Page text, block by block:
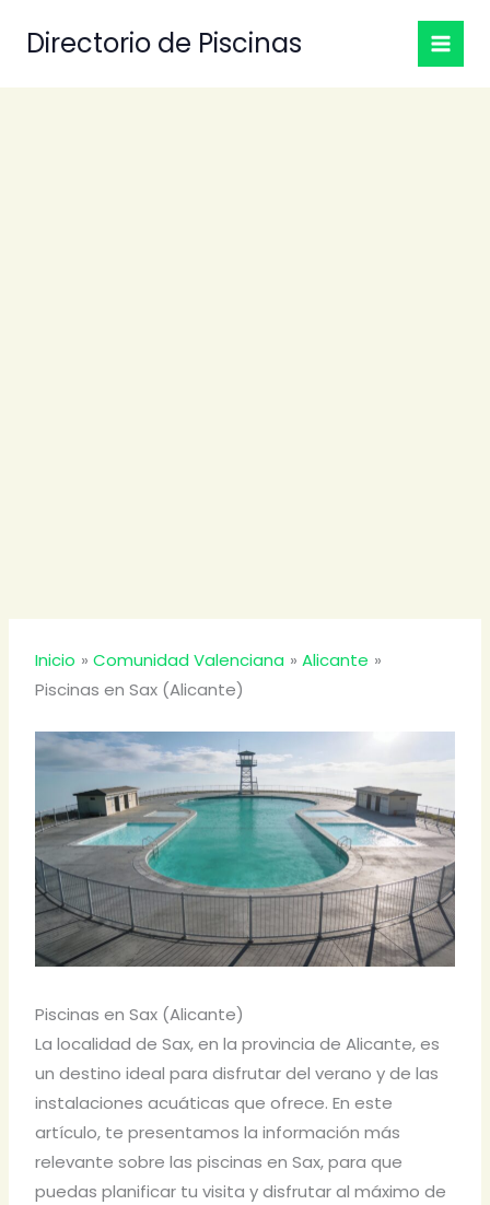
Directorio de Piscinas
Inicio Comunidad Valenciana
Alicante
Piscinas en Sax (Alicante)
Piscinas en Sax (Alicante)
La localidad de Sax, en la provincia de Alicante, es
un destino ideal para disfrutar del verano y de las
instalaciones acuáticas que ofrece. En este
artículo, te presentamos la información más
relevante sobre las piscinas en Sax, para que
puedas planificar tu visita y disfrutar al máximo de